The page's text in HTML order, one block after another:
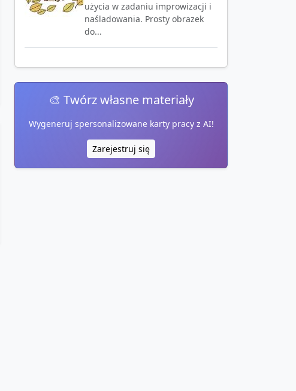
użycia w zadaniu improwizacji i
naśladowania. Prosty obrazek
do...
🎨 Twórz własne materiały
Wygeneruj spersonalizowane karty pracy z AI!
Zarejestruj się